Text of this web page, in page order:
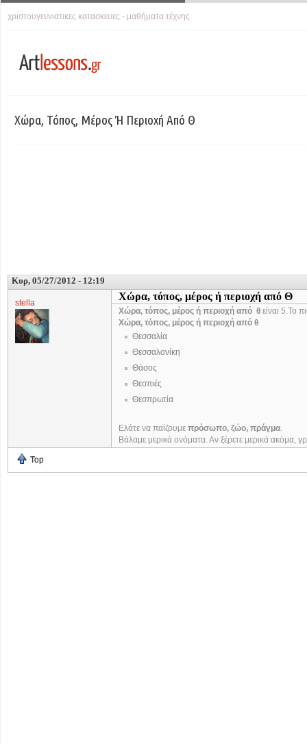
χριστουγεννιατικες κατασκευες - μαθήματα τέχνης
Χώρα, Τόπος, Μέρος Ή Περιοχή Από Θ
Κυρ, 05/27/2012 - 12:19
stella
Χώρα, τόπος, μέρος ή περιοχή από Θ
Χώρα, τόπος, μέρος ή περιοχή από θ είναι 5.Το
Χώρα, τόπος, μέρος ή περιοχή από θ
Θεσσαλία
Θεσσαλονίκη
Θάσος
Θεσπιές
Θεσπρωτία
Ελάτε να παίζουμε πρόσωπο, ζώο, πράγμα.
Βάλαμε μερικά ονόματα. Αν ξέρετε μερικά ακόμα,
Top